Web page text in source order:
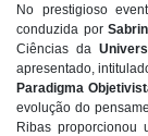
No prestigioso
conduzida por
Ciências da
apresentado,
Paradigma
evolução do
Ribas proporcionou